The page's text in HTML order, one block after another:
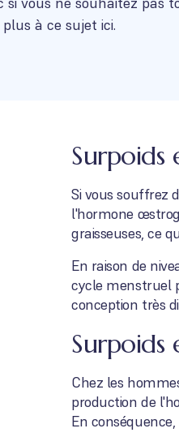
à ce sujet ici.
Surpoids
Si vous souffrez
l'hormone
graisseuses, ce
En raison de
cycle menstruel
conception très
Surpoids
Chez les
production de
En